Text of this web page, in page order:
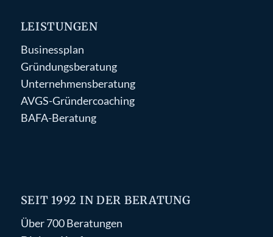
LEISTUNGEN
Businessplan
Gründungsberatung
Unternehmensberatung
AVGS-Gründercoaching
BAFA-Beratung
SEIT 1992 IN DER BERATUNG
Über 700 Beratungen